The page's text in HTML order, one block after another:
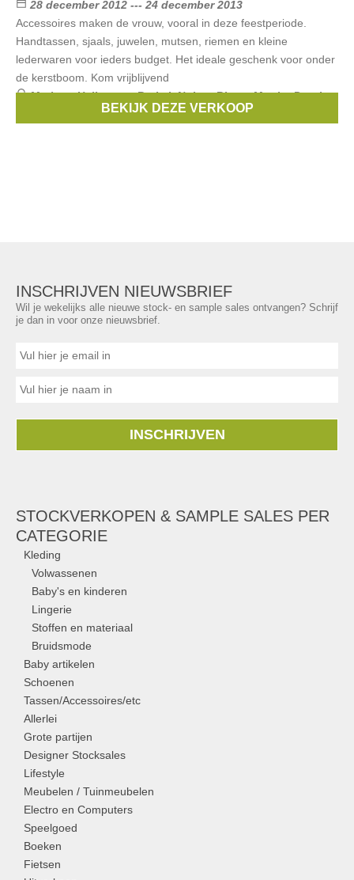
28 december 2012 --- 24 december 2013
Accessoires maken de vrouw, vooral in deze feestperiode.
Handtassen, sjaals, juwelen, mutsen, riemen en kleine
lederwaren voor ieders budget. Het ideale geschenk voor onder
de kerstboom. Kom vrijblijvend
Merken:Hellen van Berkel,Noir et Blanc,Martha Ponti,
, ...BEKIJK DEZE VERKOOP
INSCHRIJVEN NIEUWSBRIEF
Wil je wekelijks alle nieuwe stock- en sample sales ontvangen? Schrijf
je dan in voor onze nieuwsbrief.
INSCHRIJVEN
STOCKVERKOPEN & SAMPLE SALES PER
CATEGORIE
Kleding
Volwassenen
Baby's en kinderen
Lingerie
Stoffen en materiaal
Bruidsmode
Baby artikelen
Schoenen
Tassen/Accessoires/etc
Allerlei
Grote partijen
Designer Stocksales
Lifestyle
Meubelen / Tuinmeubelen
Electro en Computers
Speelgoed
Boeken
Fietsen